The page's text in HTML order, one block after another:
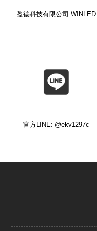
盈德科技有限公司 WINLED
官方LINE: @ekv1297c